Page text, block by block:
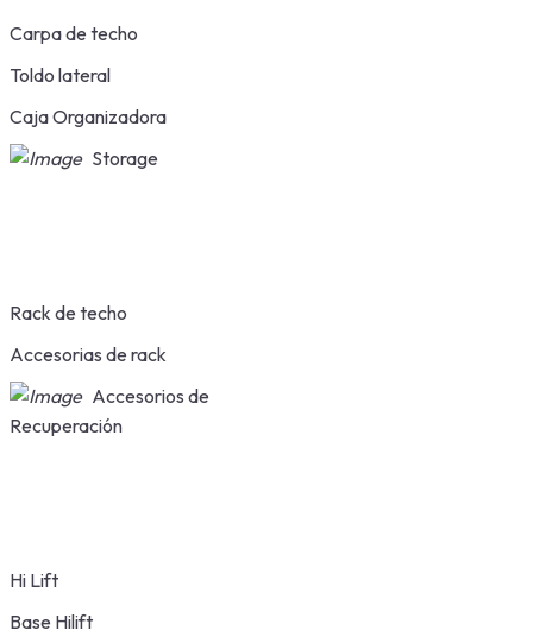
Carpa de techo
Toldo lateral
Caja Organizadora
Storage
Rack de techo
Accesorias de rack
Accesorios de
Recuperación
Hi Lift
Base Hilift